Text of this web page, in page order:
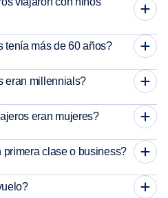
tenía más de 60 años?
eran millennials?
eran mujeres?
clase o business?